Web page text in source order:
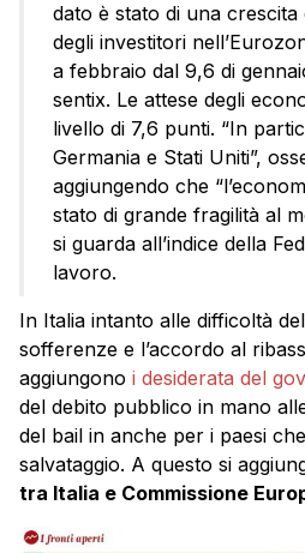
dato è stato di una crescita
degli investitori
a febbraio dal 9,6 di
sentix. Le attese degli
livello di 7,6 punti. “In
Germania e Stati Uniti”,
aggiungendo che
stato di grande fragilità al
si guarda all’indice della
lavoro.
In Italia intanto alle difficoltà
sofferenze e l’accordo al
aggiungono i desiderata del
del debito pubblico in mano
del bail in anche per i paesi
salvataggio. A questo si
tra Italia e Commissione